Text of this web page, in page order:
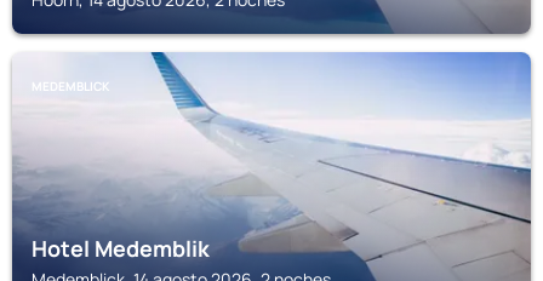
MEDEMBLICK
Hotel Medemblik